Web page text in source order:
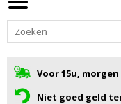
Voor 15u,
Niet goed geld